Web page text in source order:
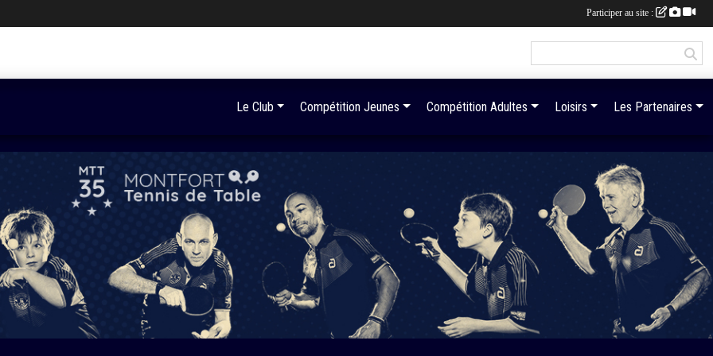
Le Club Compétition Jeunes Compétition Adultes Loisirs Les Partenaires
Participer au site :